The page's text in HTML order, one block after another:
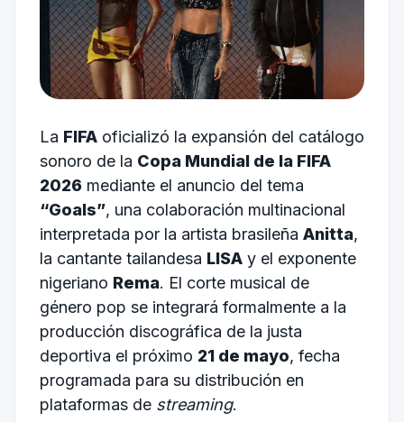
La FIFAoficializó la expansión del catálogo
sonoro de la Copa Mundial de la FIFA
2026 mediante el anuncio del tema
“Goals”, una colaboración multinacional
interpretada por la artista brasileña Anitta,
la cantante tailandesa LISAy el exponente
nigeriano Rema. El corte musical de
género pop se integrará formalmente a la
producción discográfica de la justa
deportiva el próximo 21 de mayo, fecha
programada para su distribución en
plataformas de streaming.